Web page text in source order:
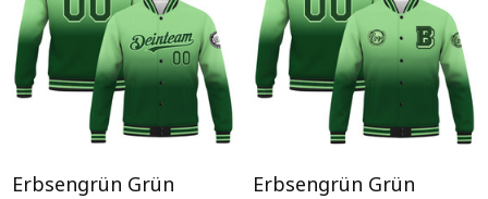
Erbsengrün Grün
Erbsengrün Grün